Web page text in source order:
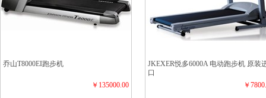
乔山T8000EI跑步机
￥135000.00
JKEXER悦多6000A 电动跑步机 原装
口
￥